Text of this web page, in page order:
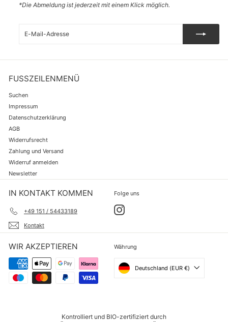
*Die Abmeldung ist jederzeit mit einem Klick möglich.
Mail-
FUSSZEILENMENÜ
Suchen
Impressum
Datenschutzerklärung
AGB
Widerrufsrecht
Zahlung und Versand
Widerruf anmelden
Newsletter
IN KONTAKT KOMMEN
+49 151 / 54433189
Kontakt
Folge uns
Instagram
WIR AKZEPTIEREN Währung
Deutschland (EUR €)
Kontrolliert und BIO-zertifiziert durch